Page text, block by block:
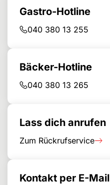
Gastro-Hotline
040 380 13 255
Bäcker-Hotline
040 380 13 265
Lass dich anrufen
Zum Rückrufservice
Kontakt per E-Mail